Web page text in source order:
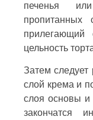
печенья
пропитанных
прилегающий
цельность
Затем
слой крема и
слоя основы и
закончатся